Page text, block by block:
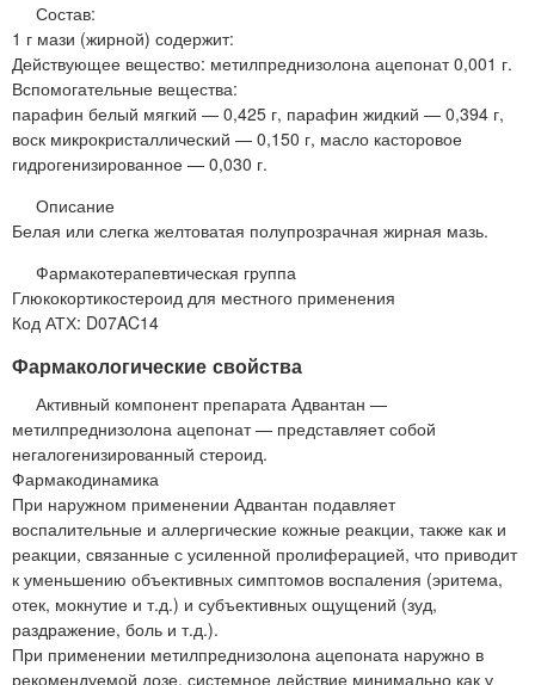
Состав:
1 г мази (жирной) содержит:
Действующее вещество: метилпреднизолона ацепонат 0,001 г.
Вспомогательные вещества:
парафин белый мягкий — 0,425 г, парафин жидкий — 0,394 г,
воск микрокристаллический — 0,150 г, масло касторовое
гидрогенизированное — 0,030 г.
Описание
Белая или слегка желтоватая полупрозрачная жирная мазь.
Фармакотерапевтическая группа
Глюкокортикостероид для местного применения
Код АТХ: D07AC14
Фармакологические свойства
Активный компонент препарата Адвантан —
метилпреднизолона ацепонат — представляет собой
негалогенизированный стероид.
Фармакодинамика
При наружном применении Адвантан подавляет
воспалительные и аллергические кожные реакции, также как и
реакции, связанные с усиленной пролиферацией, что приводит
к уменьшению объективных симптомов воспаления (эритема,
отек, мокнутие и т.д.) и субъективных ощущений (зуд,
раздражение, боль и т.д.).
При применении метилпреднизолона ацепоната наружно в
рекомендуемой дозе, системное действие минимально как у